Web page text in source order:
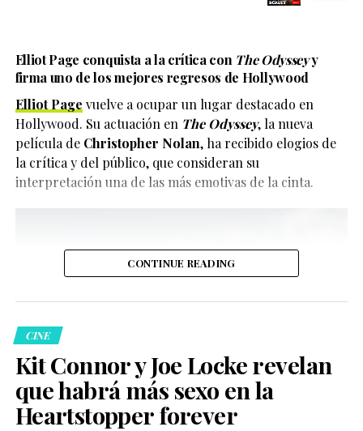
Elliot Page conquista a la crítica con The Odysseyy
firma uno de los mejores regresos de Hollywood
Elliot Page vuelve a ocupar un lugar destacado en
Hollywood. Su actuación en The Odyssey, la nueva
película de Christopher Nolan, ha recibido elogios de
la crítica y del público, que consideran su
interpretación una de las más emotivas de la cinta.
CONTINUE READING
CINE
Kit Connor y Joe Locke revelan
que habrá más sexo en la
Heartstopper forever